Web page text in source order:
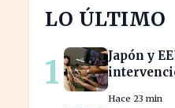
LO ÚLTIMO
1
Japón y
Hace 23 min